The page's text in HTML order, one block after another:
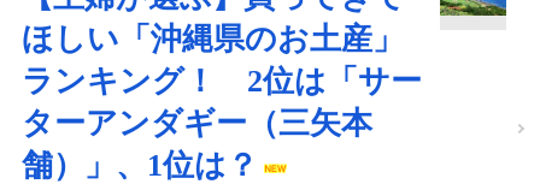
ほしい「沖縄県のお土産」
ランキング！ 2位は「サー
ターアンダギー（三矢本
舗）」、1位は？